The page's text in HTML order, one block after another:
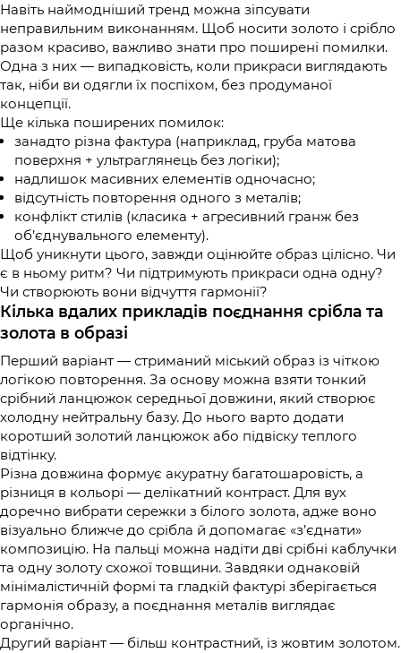
Навіть наймодніший тренд можна зіпсувати
неправильним виконанням. Щоб носити золото і срібло
разом красиво, важливо знати про поширені помилки.
Одна з них — випадковість, коли прикраси виглядають
так, ніби ви одягли їх поспіхом, без продуманої
концепції.
Ще кілька поширених помилок:
занадто різна фактура (наприклад, груба матова
поверхня + ультраглянець без логіки);
надлишок масивних елементів одночасно;
відсутність повторення одного з металів;
конфлікт стилів (класика + агресивний гранж без
об’єднувального елементу).
Щоб уникнути цього, завжди оцінюйте образ цілісно. Чи
є в ньому ритм? Чи підтримують прикраси одна одну?
Чи створюють вони відчуття гармонії?
Кілька вдалих прикладів поєднання срібла та
золота в образі
Перший варіант — стриманий міський образ із чіткою
логікою повторення. За основу можна взяти тонкий
срібний ланцюжок середньої довжини, який створює
холодну нейтральну базу. До нього варто додати
коротший золотий ланцюжок або підвіску теплого
відтінку.
Різна довжина формує акуратну багатошаровість, а
різниця в кольорі — делікатний контраст. Для вух
доречно вибрати сережки з білого золота, адже воно
візуально ближче до срібла й допомагає «з’єднати»
композицію. На пальці можна надіти дві срібні каблучки
та одну золоту схожої товщини. Завдяки однаковій
мінімалістичній формі та гладкій фактурі зберігається
гармонія образу, а поєднання металів виглядає
органічно.
Другий варіант — більш контрастний, із жовтим золотом.